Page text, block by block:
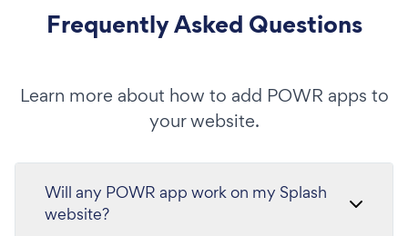
Frequently Asked Questions
Learn more about how to add POWR apps to
your website.
Will any POWR app work on my Splash
website?